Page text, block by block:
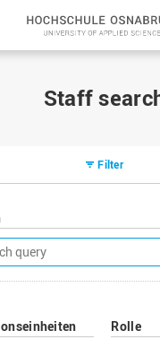
Staff
Filter
Rolle